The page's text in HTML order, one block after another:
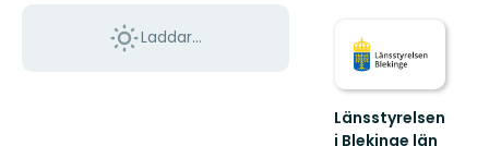
Laddar...
Länsstyrelsen
i Blekinge län